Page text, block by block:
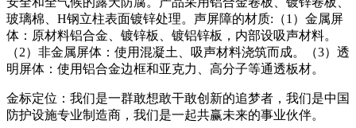
玻璃棉、H钢立柱表面镀锌处理。声屏障的材质:（1）金属屏
体：原材料铝合金、镀锌板、镀铝锌板，内部设吸声材料。
（2）非金属屏体：使用混凝土、吸声材料浇筑而成。（3）透
明屏体：使用铝合金边框和亚克力、高分子等通透板材。
金标定位：我们是一群敢想敢干敢创新的追梦者，我们是中国
防护设施专业制造商，我们是一起共赢未来的事业伙伴。